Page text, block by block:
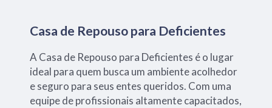
Casa de Repouso para Deficientes
A Casa de Repouso para Deficientes é o lugar
ideal para quem busca um ambiente acolhedor
e seguro para seus entes queridos. Com uma
equipe de profissionais altamente capacitados,